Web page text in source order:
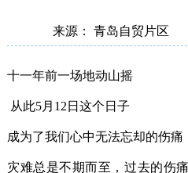
来源： 青岛自贸片区
十一年前一场地动山摇
从此5月12日这个日子
成为了我们心中无法忘却的伤痛
灾难总是不期而至，过去的伤